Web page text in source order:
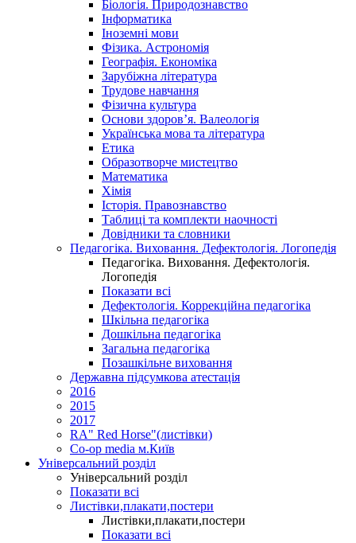
Біологія. Природознавство
Інформатика
Іноземні мови
Фізика. Астрономія
Географія. Економіка
Зарубіжна література
Трудове навчання
Фізична культура
Основи здоров’я. Валеологія
Українська мова та література
Етика
Образотворче мистецтво
Математика
Хімія
Історія. Правознавство
Таблиці та комплекти наочності
Довідники та словники
Педагогіка. Виховання. Дефектологія. Логопедія
Педагогіка. Виховання. Дефектологія.
Логопедія
Показати всі
Дефектологія. Коррекційна педагогіка
Шкільна педагогіка
Дошкільна педагогіка
Загальна педагогіка
Позашкільне виховання
Державна підсумкова атестація
2016
2015
2017
RA" Red Horse"(листівки)
Co-op media м.Київ
Універсальний розділ
Універсальний розділ
Показати всі
Листівки,плакати,постери
Листівки,плакати,постери
Показати всі